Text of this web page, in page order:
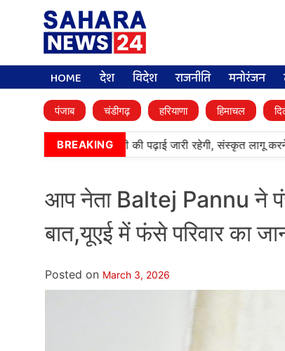
HOME देश विदेश राजनीति मनोरंजन
पंजाब चंडीगढ़ हरियाणा हिमाचल
BREAKING
पब्लिक स्कूलों में पंजाबी की पढ़ाई जारी रहेगी, संस्कृत लागू करने
आप नेता Baltej Pannu ने
बात,यूएई में फंसे परिवार का
Posted on March 3, 2026